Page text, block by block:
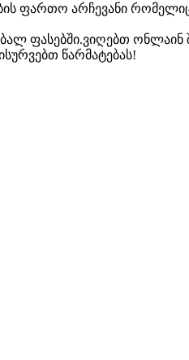
ფართო არჩევანი რომელიც
ფასებში.ვიღებთ ონლაინ
წარმატებას!